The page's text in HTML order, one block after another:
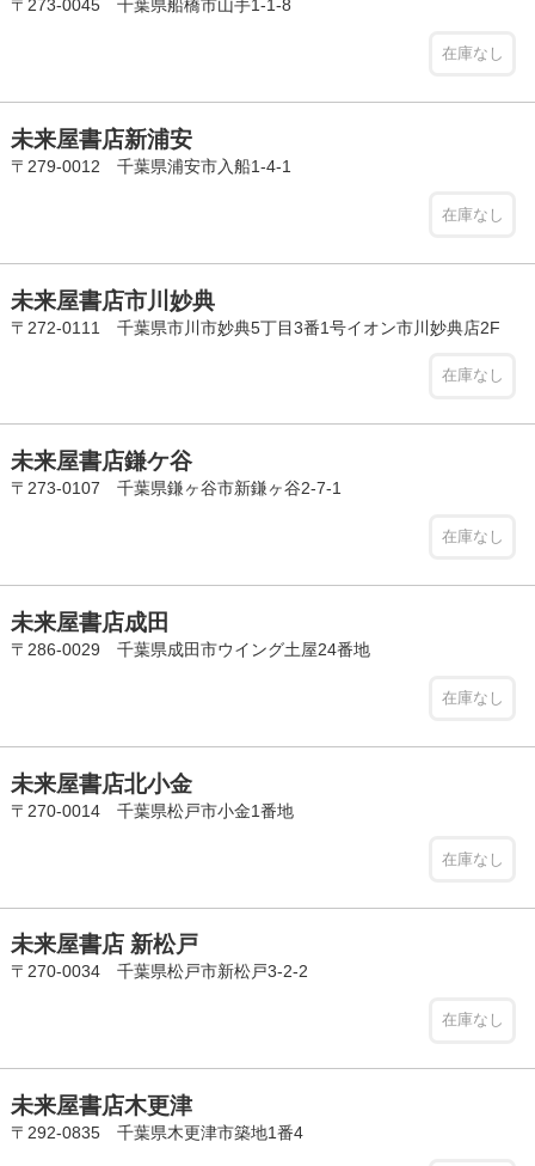
〒273-0045 千葉県船橋市山手1-1-8
在庫なし
未来屋書店新浦安
〒279-0012 千葉県浦安市入船1-4-1
在庫なし
未来屋書店市川妙典
〒272-0111 千葉県市川市妙典5丁目3番1号イオン市川妙典店2F
在庫なし
未来屋書店鎌ケ谷
〒273-0107 千葉県鎌ヶ谷市新鎌ヶ谷2-7-1
在庫なし
未来屋書店成田
〒286-0029 千葉県成田市ウイング土屋24番地
在庫なし
未来屋書店北小金
〒270-0014 千葉県松戸市小金1番地
在庫なし
未来屋書店 新松戸
〒270-0034 千葉県松戸市新松戸3-2-2
在庫なし
未来屋書店木更津
〒292-0835 千葉県木更津市築地1番4